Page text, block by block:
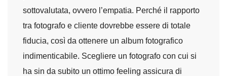
sottovalutata, ovvero l’empatia. Perché il rapporto
tra fotografo e cliente dovrebbe essere di totale
fiducia, così da ottenere un album fotografico
indimenticabile. Scegliere un fotografo con cui si
ha sin da subito un ottimo feeling assicura di